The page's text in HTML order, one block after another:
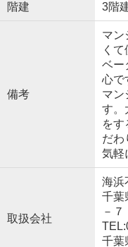
階建 3階
備考
マン
く
ベー
心で
マン
す。
をす
だわ
気軽
取扱会社
海浜
千葉
－
千葉